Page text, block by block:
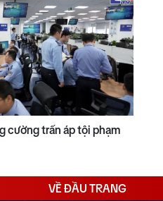
cường trấn áp tội phạm
VỀ ĐẦU TRANG